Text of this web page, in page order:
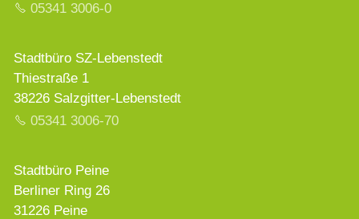
05341 3006-0
Stadtbüro SZ-Lebenstedt
Thiestraße 1
38226 Salzgitter-Lebenstedt
05341 3006-70
Stadtbüro Peine
Berliner Ring 26
31226 Peine